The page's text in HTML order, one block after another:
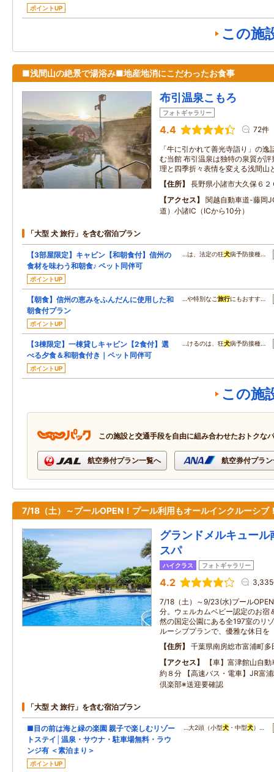
ポイントUP
この施
■浅間山の絶景で湯浴み■地産地消にこだわったお食事
布引温泉こもろ
フォトギャラリー
4.4 72件
「牛に引かれて善光寺詣り」の
む当館 布引温泉は独特の泉質が
理と四季折々表情を変える浅間山
住所
長野県小諸市大久保６２
アクセス
関越自動車道-藤岡
道）小諸IC（ICから10分）
「大型 犬 旅行」を含む宿泊プラン
【3部屋限定】キャビン【和朝食付】信州の
食材を味わう和朝食♪ ペット同伴可
ポイントUP
…は、法定の狂犬病予防接種…
【朝食】信州の恵みをふんだんに使用した和
朝食付プラン
ポイントUP
…や特別なご旅行にもおすす…
【3棟限定】一棟貸しキャビン【2食付】選
べる夕食＆和朝食付き｜ペット同伴可
ポイントUP
…けるのは、狂犬病予防接種…
この施
この施設と交通手段を自由に組み合わせたおトクな
航空券付プラン一覧へ 航空券付プラ
7/18（土）～プールOPEN！プール利用もオールインクルーシブ
グランドメルキュー
スパ
ハイクラス フォトギャラリー
4.2
7/18（土）～9/23(水)プール
分。ウェルカムベビー認定のお宿
然の国定公園にある全197室のリ
ルーシブプランで、優雅な休日を
住所
千葉県南房総市富浦町
アクセス
【車】富津館山自
約８分 【高速バス・電車】JR富
倶楽部※送迎要確認
「大型 犬 旅行」を含む宿泊プラン
■目の前は海と緑の楽園 親子で楽しむリゾー
トステイ│温泉・サウナ・駐車場無料・ラウ
ンジ有 ＜素泊まり＞
ポイントUP
…大2頭（小型犬 ・中型犬）…